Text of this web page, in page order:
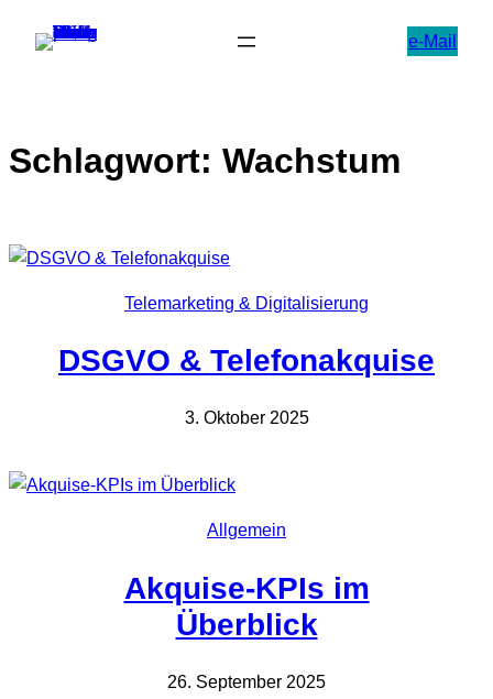
Inhalt
e-Mail
Schlagwort: Wachstum
Telemarketing & Digitalisierung
DSGVO & Telefonakquise
3. Oktober 2025
Allgemein
Akquise-KPIs im
Überblick
26. September 2025